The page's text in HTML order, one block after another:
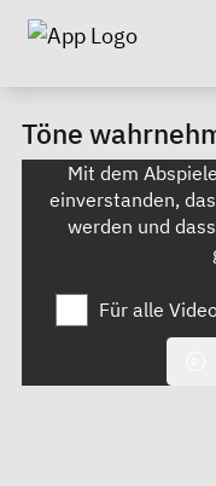
Töne
Mit dem
einverstanden,
werden und
Für alle